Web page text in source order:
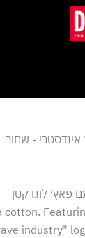
- שחור
פאץ׳ לוגו קטן
industry"